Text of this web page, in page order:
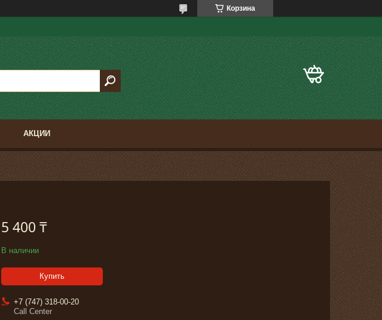
Корзина
АКЦИИ
5 400 ₸
В наличии
Купить
+7 (747) 318-00-20
Call Center